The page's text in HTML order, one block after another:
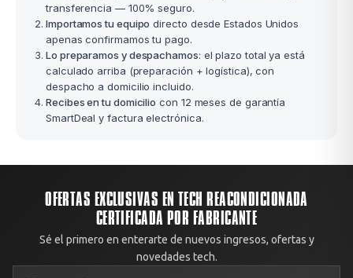
transferencia — 100% seguro.
Importamos tu equipo directo desde Estados Unidos
apenas confirmamos tu pago.
Lo preparamos y despachamos: el plazo total ya está
calculado arriba (preparación + logística), con
despacho a domicilio incluido.
Recibes en tu domicilio con 12 meses de garantía
SmartDeal y factura electrónica.
OFERTAS EXCLUSIVAS EN TECH REACONDICIONADA
CERTIFICADA POR FABRICANTE
Sé el primero en enterarte de nuevos ingresos, ofertas y
novedades tech.